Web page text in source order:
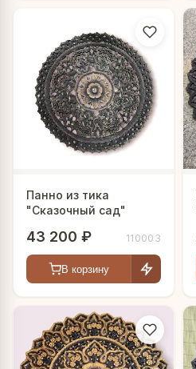
Панно из тика
"Сказочный сад"
43 200 ₽ 110003
В корзину